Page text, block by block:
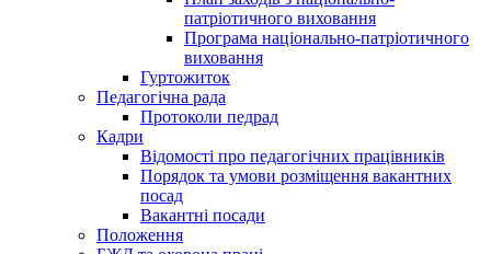
патріотичного виховання
Програма національно-патріотичного
виховання
Гуртожиток
Педагогічна рада
Протоколи педрад
Кадри
Відомості про педагогічних працівників
Порядок та умови розміщення вакантних
посад
Вакантні посади
Положення